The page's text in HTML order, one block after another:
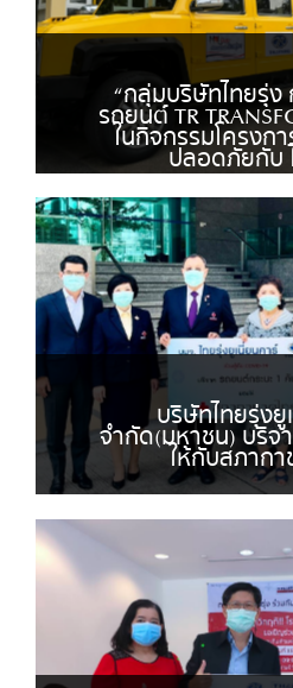
“กลุ่มบริษัทไทยรุ่
รถยนต์ TR
ในกิจกรรมโครงก
ปลอดภัยกับ
บริษัทไทยรุ่งยู
จำกัด(มหาชน) บริจ
ให้กับสภากา